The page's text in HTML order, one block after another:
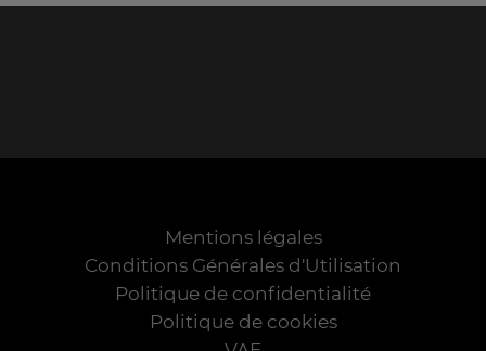
Mentions légales
Conditions Générales d'Utilisation
Politique de confidentialité
Politique de cookies